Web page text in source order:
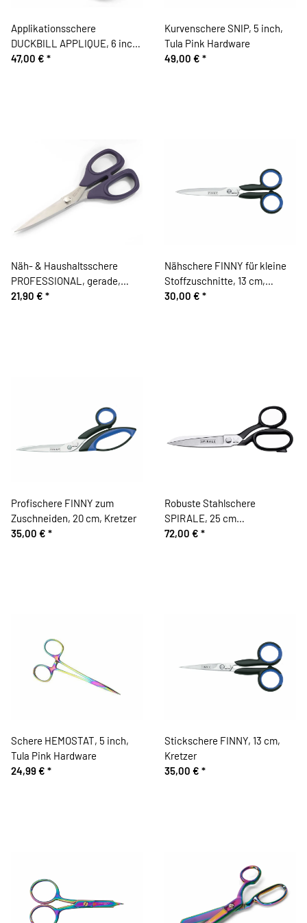
Applikationsschere
DUCKBILL APPLIQUE, 6 inch,
Tula Pink Hardware
47,00 € *
Kurvenschere SNIP, 5 inch,
Tula Pink Hardware
49,00 € *
Näh- & Haushaltsschere
PROFESSIONAL, gerade,
Prym
21,90 € *
Nähschere FINNY für kleine
Stoffzuschnitte, 13 cm,
Kretzer
30,00 € *
Profischere FINNY zum
Zuschneiden, 20 cm, Kretzer
35,00 € *
Robuste Stahlschere
SPIRALE, 25 cm
Schneiderschere, Kretzer
72,00 € *
Schere HEMOSTAT, 5 inch,
Tula Pink Hardware
24,99 € *
Stickschere FINNY, 13 cm,
Kretzer
35,00 € *